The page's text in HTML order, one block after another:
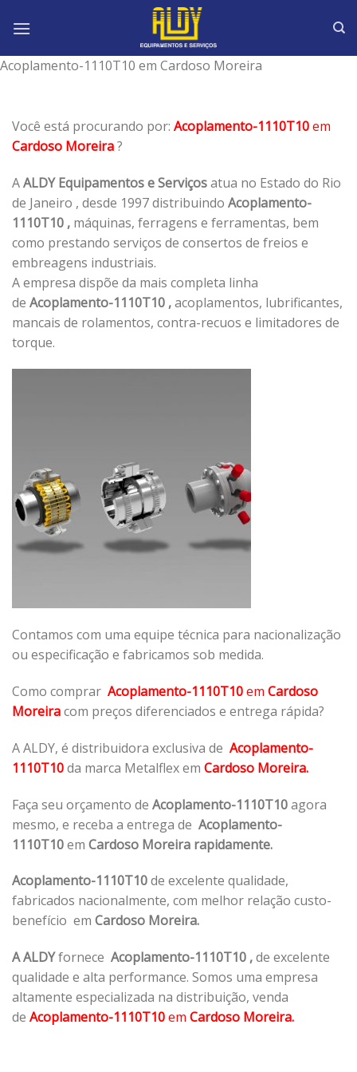
Acoplamento-1110T10 em Cardoso Moreira
Você está procurando por: Acoplamento-1110T10em
Cardoso Moreira?
AALDY Equipamentos e Serviçosatua no Estado do Rio
de Janeiro , desde 1997 distribuindo Acoplamento-
1110T10 , máquinas, ferragens e ferramentas, bem
como prestando serviços de consertos de freios e
embreagens industriais.
A empresa dispõe da mais completa linha
de Acoplamento-1110T10 ,acoplamentos, lubrificantes,
mancais de rolamentos, contra-recuos e limitadores de
torque.
Contamos com uma equipe técnica para nacionalização
ou especificação e fabricamos sob medida.
Como comprar Acoplamento-1110T10em Cardoso
Moreiracom preços diferenciados e entrega rápida?
A ALDY, é distribuidora exclusiva de Acoplamento-
1110T10da marca Metalflex em Cardoso Moreira.
Faça seu orçamento de Acoplamento-1110T10agora
mesmo, e receba a entrega de Acoplamento-
1110T10em Cardoso Moreira rapidamente.
Acoplamento-1110T10de excelente qualidade,
fabricados nacionalmente, com melhor relação custo-
benefício em Cardoso Moreira.
A ALDYfornece Acoplamento-1110T10 ,de excelente
qualidade e alta performance. Somos uma empresa
altamente especializada na distribuição, venda
de Acoplamento-1110T10em Cardoso Moreira.